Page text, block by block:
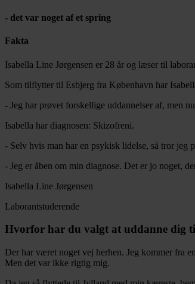
- det var noget af et spring
Fakta
Isabella Line Jørgensen er 28 år og læser til
Som tilflytter til Esbjerg fra København har
- Jeg har prøvet forskellige uddannelser af, men
Isabella har diagnosen: Skizofreni.
- Selv hvis man har en psykisk lidelse, så tror
- Jeg er åben om min diagnose. Det er jo noget,
Isabella Line Jørgensen
Laborantstuderende
Hvorfor har du valgt at uddanne dig
Der har været noget vej herhen. Jeg kommer fra
Men det var ikke rigtig mig.